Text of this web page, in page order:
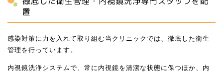
置
感染対策に力を入れて取り組む当クリニックでは、徹底した衛生
管理を行っています。
内視鏡洗浄システムで、常に内視鏡を清潔な状態に保つほか、内